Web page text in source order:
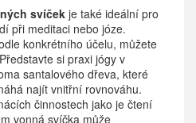
svíček je také ideální pro
při meditaci nebo józe.
konkrétního účelu, můžete
si praxi jógy v
santalového dřeva, které
najít vnitřní rovnováhu.
činnostech jako je čtení
vonná svíčka může